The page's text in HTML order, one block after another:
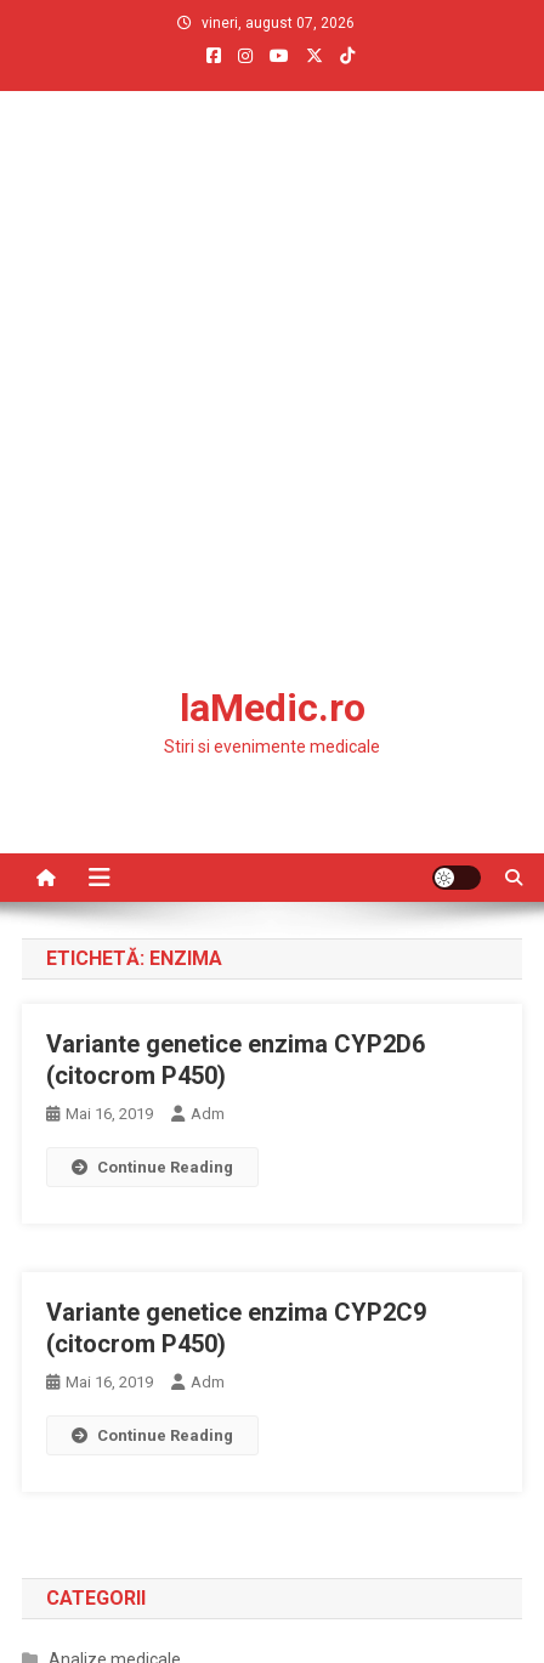
vineri, august 07, 2026
laMedic.ro
Stiri si evenimente medicale
ETICHETĂ: ENZIMA
Variante genetice enzima CYP2D6
(citocrom P450)
Mai 16, 2019 Adm
Continue Reading
Variante genetice enzima CYP2C9
(citocrom P450)
Mai 16, 2019 Adm
Continue Reading
CATEGORII